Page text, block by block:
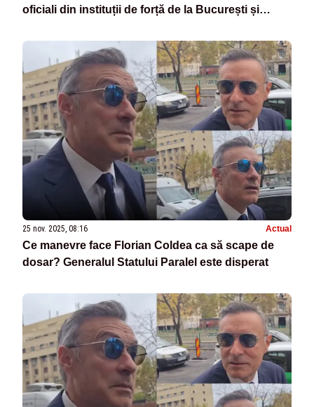
oficiali din instituții de forță de la București și
25 nov. 2025, 08:16 Actual
Ce manevre face Florian Coldea ca să scape de
dosar? Generalul Statului Paralel este disperat